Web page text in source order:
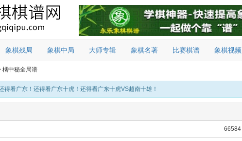
象棋残局 象棋中局 大师专辑 象棋名著 比赛棋谱 象棋视频
橘中秘全局谱
得看广东！还得看广东十虎！还得看广东十虎VS越南十雄！
66584